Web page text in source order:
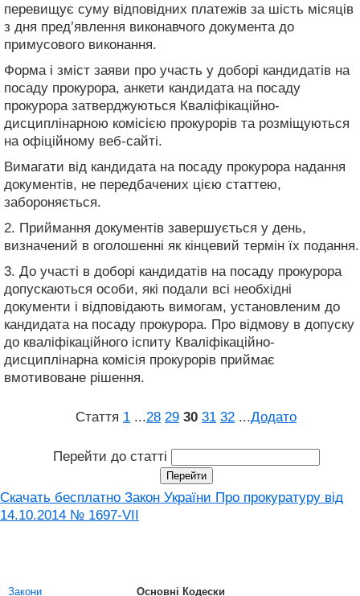
перевищує суму відповідних платежів за шість місяців
з дня пред’явлення виконавчого документа до
примусового виконання.
Форма і зміст заяви про участь у доборі кандидатів на
посаду прокурора, анкети кандидата на посаду
прокурора затверджуються Кваліфікаційно-
дисциплінарною комісією прокурорів та розміщуються
на офіційному веб-сайті.
Вимагати від кандидата на посаду прокурора надання
документів, не передбачених цією статтею,
забороняється.
2. Приймання документів завершується у день,
визначений в оголошенні як кінцевий термін їх подання.
3. До участі в доборі кандидатів на посаду прокурора
допускаються особи, які подали всі необхідні
документи і відповідають вимогам, установленим до
кандидата на посаду прокурора. Про відмову в допуску
до кваліфікаційного іспиту Кваліфікаційно-
дисциплінарна комісія прокурорів приймає
вмотивоване рішення.
Стаття 1 ...28 29 30 31 32 ...Додато
Перейти до статті
Скачать бесплатно Закон України Про прокуратуру від
14.10.2014 № 1697-VII
Закони Основні Кодески